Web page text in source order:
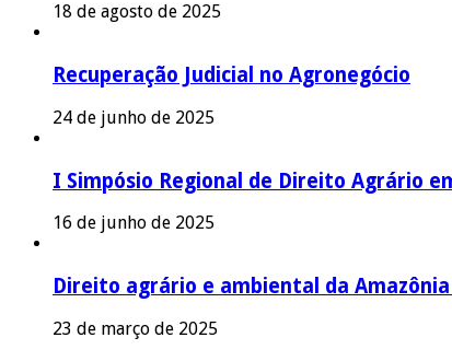
18 de agosto de 2025
Recuperação Judicial no Agronegócio
24 de junho de 2025
I Simpósio Regional de Direito Agrário
16 de junho de 2025
Direito agrário e ambiental da
23 de março de 2025